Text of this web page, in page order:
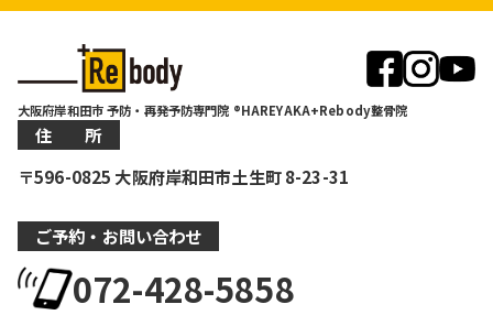
大阪府岸和田市 予防・再発予防専門院 ®HAREYAKA+Rebody整骨院
住 所
〒596-0825 大阪府岸和田市土生町 8-23-31
ご予約・お問い合わせ
072-428-5858